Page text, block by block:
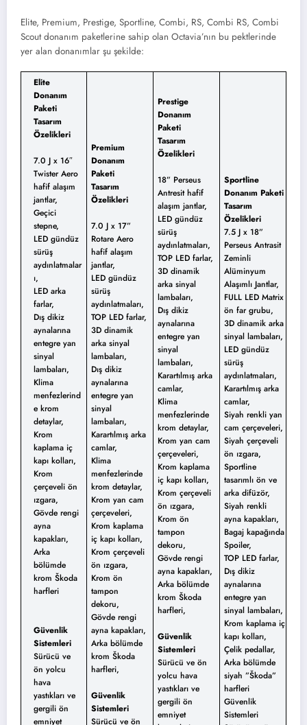
Elite, Premium, Prestige, Sportline, Combi, RS, Combi RS, Combi
Scout donanım paketlerine sahip olan Octavia’nın bu pektlerinde
yer alan donanımlar şu şekilde:
Elite
Donanım
Paketi
Tasarım
Özelikleri
7.0 J x 16″
Twister Aero
hafif alaşım
jantlar,
Geçici
stepne,
LED gündüz
sürüş
aydınlatmalar
ı,
LED arka
farlar,
Dış dikiz
aynalarına
entegre yan
sinyal
lambaları,
Klima
menfezlerind
e krom
detaylar,
Krom
kaplama iç
kapı kolları,
Krom
çerçeveli ön
ızgara,
Gövde rengi
ayna
kapakları,
Arka
bölümde
krom Škoda
harfleri
Güvenlik
Sistemleri
Sürücü ve
ön yolcu
hava
yastıkları ve
gergili ön
emniyet
Premium
Donanım
Paketi
Tasarım
Özelikleri
7.0 J x 17”
Rotare Aero
hafif alaşım
jantlar,
LED gündüz
sürüş
aydınlatmaları,
TOP LED farlar,
3D dinamik
arka sinyal
lambaları,
Dış dikiz
aynalarına
entegre yan
sinyal
lambaları,
Karartılmış arka
camlar,
Klima
menfezlerinde
krom detaylar,
Krom yan cam
çerçeveleri,
Krom kaplama
iç kapı kolları,
Krom çerçeveli
ön ızgara,
Krom ön
tampon
dekoru,
Gövde rengi
ayna kapakları,
Arka bölümde
krom Škoda
harfleri,
Güvenlik
Sistemleri
Sürücü ve ön
Prestige
Donanım
Paketi
Tasarım
Özelikleri
18” Perseus
Antresit hafif
alaşım jantlar,
LED gündüz
sürüş
aydınlatmaları,
TOP LED farlar,
3D dinamik
arka sinyal
lambaları,
Dış dikiz
aynalarına
entegre yan
sinyal
lambaları,
Karartılmış arka
camlar,
Klima
menfezlerinde
krom detaylar,
Krom yan cam
çerçeveleri,
Krom kaplama
iç kapı kolları,
Krom çerçeveli
ön ızgara,
Krom ön
tampon
dekoru,
Gövde rengi
ayna kapakları,
Arka bölümde
krom Škoda
harfleri,
Güvenlik
Sistemleri
Sürücü ve ön
yolcu hava
yastıkları ve
gergili ön
emniyet
Sportline
Donanım Paketi
Tasarım
Özelikleri
7.5 J x 18”
Perseus Antrasit
Zeminli
Alüminyum
Alaşımlı Jantlar,
FULL LED Matrix
ön far grubu,
3D dinamik arka
sinyal lambaları,
LED gündüz
sürüş
aydınlatmaları,
Karartılmış arka
camlar,
Siyah renkli yan
cam çerçeveleri,
Siyah çerçeveli
ön ızgara,
Sportline
tasarımlı ön ve
arka difüzör,
Siyah renkli
ayna kapakları,
Bagaj kapağında
Spoiler,
TOP LED farlar,
Dış dikiz
aynalarına
entegre yan
sinyal lambaları,
Krom kaplama iç
kapı kolları,
Çelik pedallar,
Arka bölümde
siyah ”Škoda”
harfleri
Güvenlik
Sistemleri